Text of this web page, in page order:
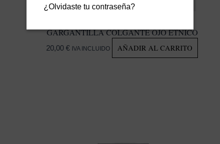
GARGANTILLA COLGANTE OJO ÉTNICO
20,00€ IVA INCLUIDO AÑADIR AL CARRITO
¿Olvidaste tu contraseña?